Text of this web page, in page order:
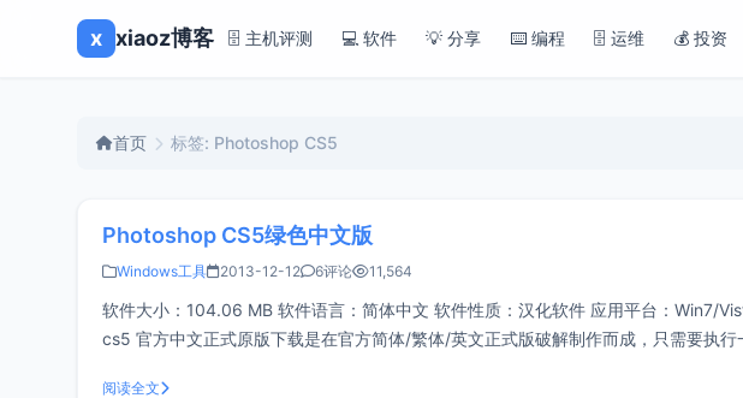
x xiaoz博客 🗄️ 主机评测 💻 软件 💡 分享 ⌨️ 编程 🗄️ 运维 💰 投资
首页 标签: Photoshop CS5
Photoshop CS5绿色中文版
Windows工具 2013-12-12 6评论 11,564
软件大小：104.06 MB 软件语言：简体中文 软件性质：汉化软件 应用平台：Win7/
cs5 官方中文正式原版下载是在官方简体/繁体/英文正式版破解制作而成，只需要执
阅读全文